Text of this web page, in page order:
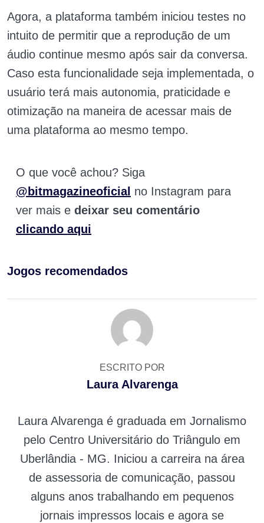
Agora, a plataforma também iniciou testes no
intuito de permitir que a reprodução de um
áudio continue mesmo após sair da conversa.
Caso esta funcionalidade seja implementada, o
usuário terá mais autonomia, praticidade e
otimização na maneira de acessar mais de
uma plataforma ao mesmo tempo.
O que você achou? Siga
@bitmagazineoficial no Instagram para
ver mais e deixar seu comentário
clicando aqui
Jogos recomendados
ESCRITO POR
Laura Alvarenga
Laura Alvarenga é graduada em Jornalismo
pelo Centro Universitário do Triângulo em
Uberlândia - MG. Iniciou a carreira na área
de assessoria de comunicação, passou
alguns anos trabalhando em pequenos
jornais impressos locais e agora se